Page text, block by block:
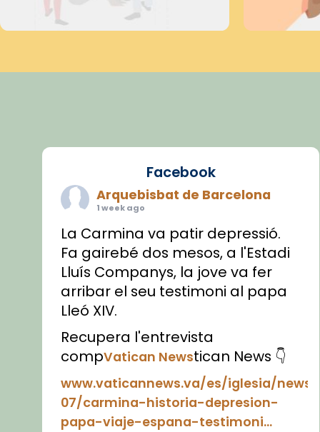
Facebook
Arquebisbat de Barcelona
1 week ago
La Carmina va patir depressió.
Fa gairebé dos mesos, a l'Estadi
Lluís Companys, la jove va fer
arribar el seu testimoni al papa
Lleó XIV.
Recupera l'entrevista
compVatican Newstican News 👇
www.vaticannews.va/es/iglesia/
07/carmina-historia-depresion-
papa-viaje-espana-testimoni...